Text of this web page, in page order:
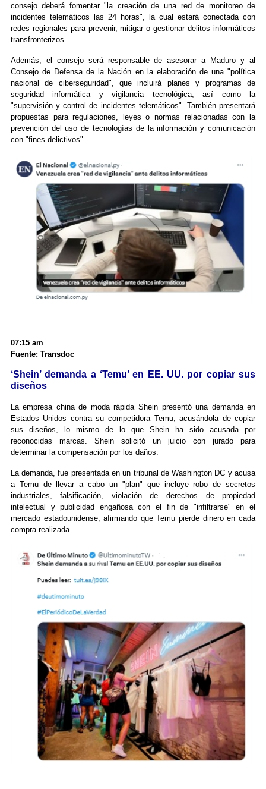
consejo deberá fomentar "la creación de una red de monitoreo de
incidentes telemáticos las 24 horas", la cual estará conectada con
redes regionales para prevenir, mitigar o gestionar delitos informáticos
transfronterizos.
Además, el consejo será responsable de asesorar a Maduro y al
Consejo de Defensa de la Nación en la elaboración de una "política
nacional de ciberseguridad", que incluirá planes y programas de
seguridad informática y vigilancia tecnológica, así como la
"supervisión y control de incidentes telemáticos". También presentará
propuestas para regulaciones, leyes o normas relacionadas con la
prevención del uso de tecnologías de la información y comunicación
con "fines delictivos".
07:15 am
Fuente: Transdoc
‘Shein’ demanda a ‘Temu’ en EE. UU. por copiar sus
diseños
La empresa china de moda rápida Shein presentó una demanda en
Estados Unidos contra su competidora Temu, acusándola de copiar
sus diseños, lo mismo de lo que Shein ha sido acusada por
reconocidas marcas. Shein solicitó un juicio con jurado para
determinar la compensación por los daños.
La demanda, fue presentada en un tribunal de Washington DC y acusa
a Temu de llevar a cabo un "plan" que incluye robo de secretos
industriales, falsificación, violación de derechos de propiedad
intelectual y publicidad engañosa con el fin de "infiltrarse" en el
mercado estadounidense, afirmando que Temu pierde dinero en cada
compra realizada.